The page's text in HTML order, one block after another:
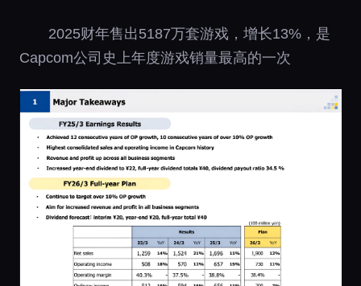
2025财年售出5187万套游戏，增长13%，是
Capcom公司史上年度游戏销量最高的一次